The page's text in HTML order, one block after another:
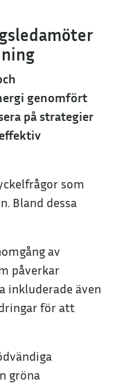
genomfört
på strategier
som
Bland dessa
av
påverkar
inkluderade även
för att
gröna